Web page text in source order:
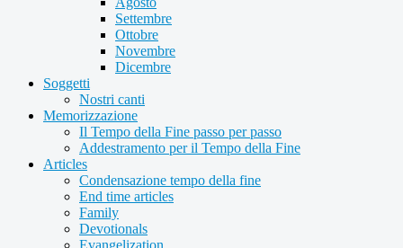
Settembre
Ottobre
Novembre
Dicembre
Soggetti
Nostri canti
Memorizzazione
Il Tempo della Fine passo per passo
Addestramento per il Tempo della Fine
Articles
Condensazione tempo della fine
End time articles
Family
Devotionals
Evangelization